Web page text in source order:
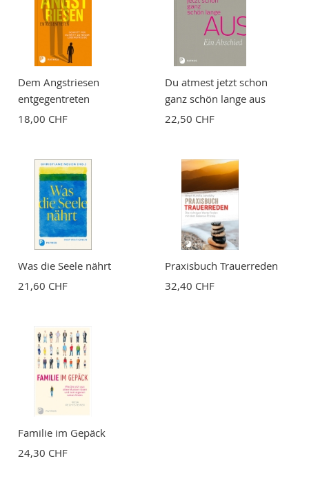
Dem Angstriesen
entgegentreten
18,00 CHF
Du atmest jetzt schon
ganz schön lange aus
22,50 CHF
Was die Seele nährt
21,60 CHF
Praxisbuch Trauerreden
32,40 CHF
Familie im Gepäck
24,30 CHF